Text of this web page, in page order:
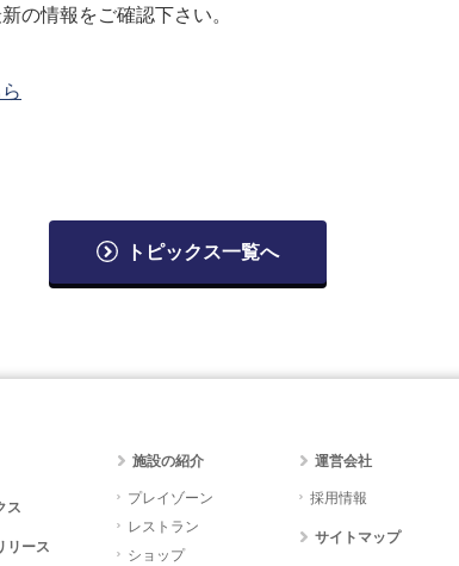
の情報をご確認下さい。
トピックス一覧へ
ス
リース
施設の紹介
プレイゾーン
レストラン
ショップ
運営会社
採用情報
サイトマップ